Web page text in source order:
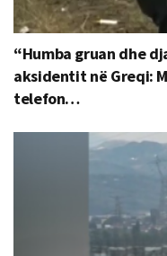
“Humba gruan dhe
aksidentit në Greqi:
telefon…